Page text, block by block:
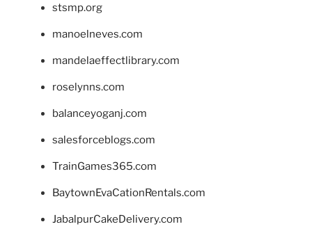
stsmp.org
manoelneves.com
mandelaeffectlibrary.com
roselynns.com
balanceyoganj.com
salesforceblogs.com
TrainGames365.com
BaytownEvaCationRentals.com
JabalpurCakeDelivery.com